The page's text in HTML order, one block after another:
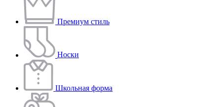
Премиум стиль
Носки
Школьная форма